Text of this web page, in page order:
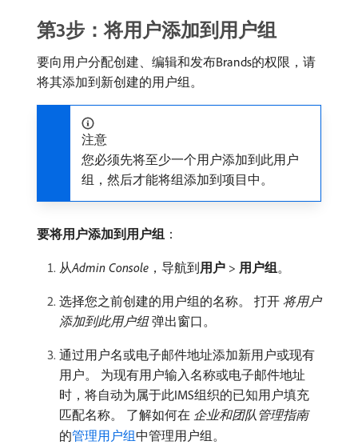
第3步：将用户添加到用户组
要向用户分配创建、编辑和发布Brands的权限，请
将其添加到新创建的用户组。
注意
您必须先将至少一个用户添加到此用户
组，然后才能将组添加到项目中。
要将用户添加到用户组 ：
从​Admin Console ，导航到​用户 > 用户组。
选择您之前创建的用户组的名称。 打开​ 将用户
添加到此用户组​弹出窗口。
通过用户名或电子邮件地址添加新用户或现有
用户。 为现有用户输入名称或电子邮件地址
时，将自动为属于此IMS组织的已知用户填充
匹配名称。 了解如何在​ 企业和团队管理指南​
的管理用户组中管理用户组。